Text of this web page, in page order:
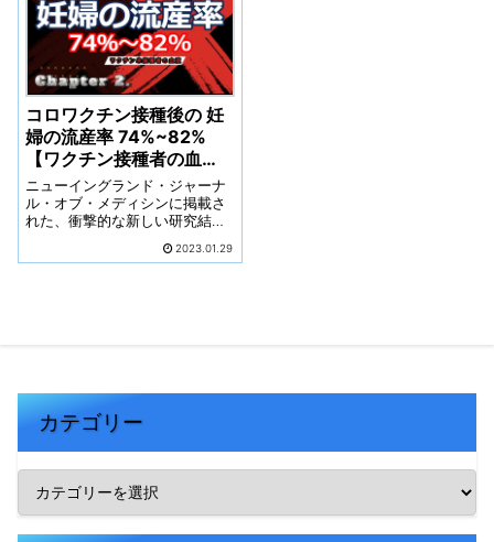
コロワクチン接種後の 妊
婦の流産率 74%~82%
【ワクチン接種者の血
液】
ニューイングランド・ジャーナ
ル・オブ・メディシンに掲載さ
れた、衝撃的な新しい研究結果
または第2期に、covidワクチン
2023.01.29
カテゴリー